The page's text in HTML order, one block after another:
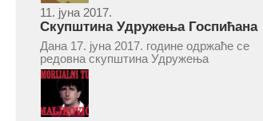
група...
11. јуна 2017.
Скупштина Удружења Госпићана
„Никола Тесла“ у суботу 17. јуна
2017.
Дана 17. јуна 2017. године одржаће се
редовна скупштина Удружења
Госпићана „Никола Тесла“ Београд.
Скупштина ће се одржати у простору
ресторана „Тесла“, Савски трг бр. 9
Београд, у 11 часова. За Скупштину је